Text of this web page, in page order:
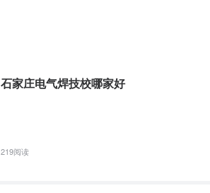
石家庄电气焊技校哪家好
219阅读